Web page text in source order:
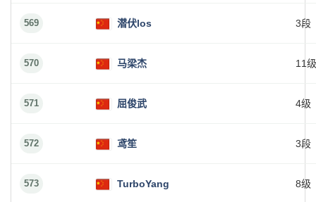
569 潜伏los 3段
570 马梁杰 11级
571 屈俊武 4级
572 鸢笙 3段
573 TurboYang 8级